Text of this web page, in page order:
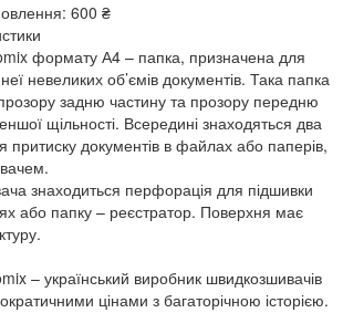
600 ₴
формату А4 – папка, призначена для
невеликих об’ємів документів. Така папка
задню частину та прозору передню
щільності. Всередині знаходяться два
притиску документів в файлах або паперів,
знаходиться перфорація для підшивки
або папку – реєстратор. Поверхня має
– український виробник швидкозшивачів
цінами з багаторічною історією.